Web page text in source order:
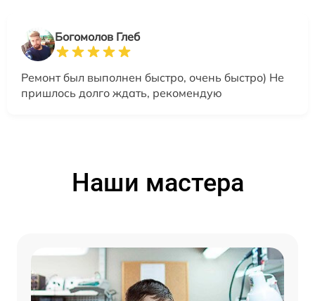
Богомолов Глеб
Ремонт был выполнен быстро, очень быстро) Не
пришлось долго ждать, рекомендую
Наши мастера